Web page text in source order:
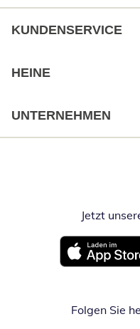
KUNDENSERVICE
HEINE
UNTERNEHMEN
Jetzt
Öffnet in
Folgen Sie